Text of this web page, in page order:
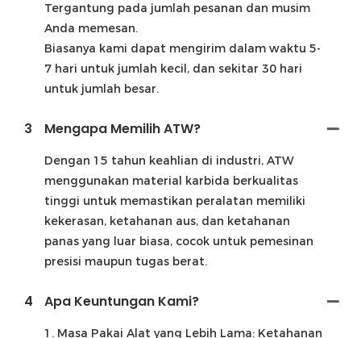
Tergantung pada jumlah pesanan dan musim
Anda memesan.
Biasanya kami dapat mengirim dalam waktu 5-
7 hari untuk jumlah kecil, dan sekitar 30 hari
untuk jumlah besar.
3 Mengapa Memilih ATW?
Dengan 15 tahun keahlian di industri, ATW
menggunakan material karbida berkualitas
tinggi untuk memastikan peralatan memiliki
kekerasan, ketahanan aus, dan ketahanan
panas yang luar biasa, cocok untuk pemesinan
presisi maupun tugas berat.
4 Apa Keuntungan Kami?
1. Masa Pakai Alat yang Lebih Lama: Ketahanan